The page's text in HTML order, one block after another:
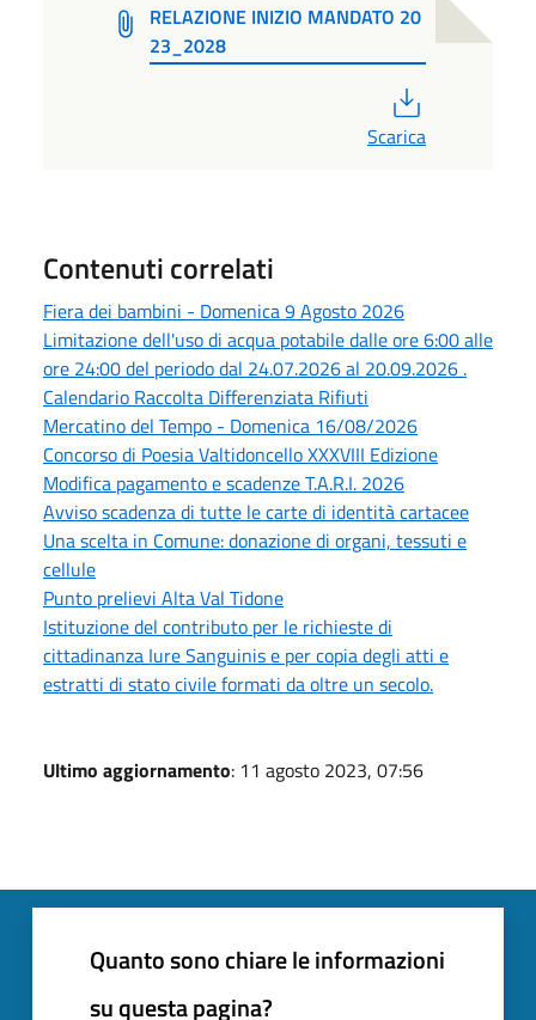
RELAZIONE INIZIO MANDATO 20
23_2028
Scarica
Contenuti correlati
Fiera dei bambini - Domenica 9 Agosto 2026
Limitazione dell'uso di acqua potabile dalle ore 6:00 alle
ore 24:00 del periodo dal 24.07.2026 al 20.09.2026 .
Calendario Raccolta Differenziata Rifiuti
Mercatino del Tempo - Domenica 16/08/2026
Concorso di Poesia Valtidoncello XXXVIII Edizione
Modifica pagamento e scadenze T.A.R.I. 2026
Avviso scadenza di tutte le carte di identità cartacee
Una scelta in Comune: donazione di organi, tessuti e
cellule
Punto prelievi Alta Val Tidone
Istituzione del contributo per le richieste di
cittadinanza Iure Sanguinis e per copia degli atti e
estratti di stato civile formati da oltre un secolo.
Ultimo aggiornamento: 11 agosto 2023, 07:56
Quanto sono chiare le informazioni
su questa pagina?